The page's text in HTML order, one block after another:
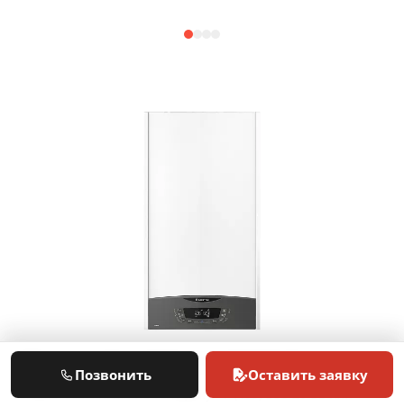
Не нашли свою поломку?
Свяжитесь с нами по телефону +7 (499) 390-20-38 или
Позвонить Оставить заявку